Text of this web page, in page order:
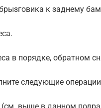
к заднему
в порядке, обратном
следующие